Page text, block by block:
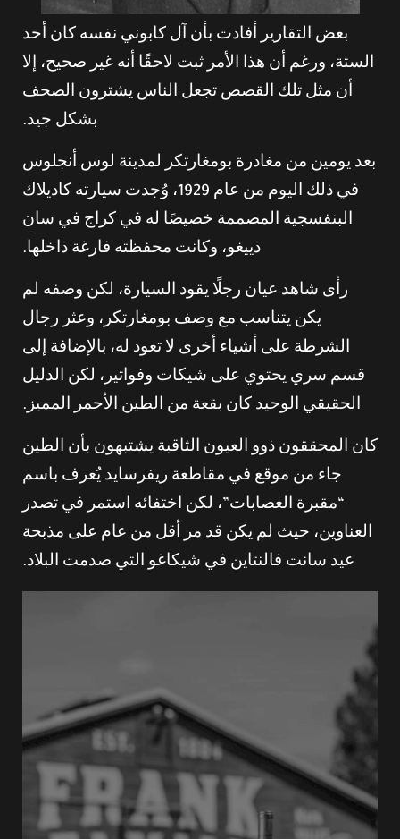
بعض التقارير أفادت بأن آل كابوني نفسه كان أحد
الستة، ورغم أن هذا الأمر ثبت لاحقًا أنه غير صحيح، إلا
أن مثل تلك القصص تجعل الناس يشترون الصحف
بشكل جيد.
بعد يومين من مغادرة بومغارتكر لمدينة لوس أنجلوس
في ذلك اليوم من عام 1929، وُجدت سيارته كاديلاك
البنفسجية المصممة خصيصًا له في كراج في سان
دييغو، وكانت محفظته فارغة داخلها.
رأى شاهد عيان رجلًا يقود السيارة، لكن وصفه لم
يكن يتناسب مع وصف بومغارتكر، وعثر رجال
الشرطة على أشياء أخرى لا تعود له، بالإضافة إلى
قسم سري يحتوي على شيكات وفواتير، لكن الدليل
الحقيقي الوحيد كان بقعة من الطين الأحمر المميز.
كان المحققون ذوو العيون الثاقبة يشتبهون بأن الطين
جاء من موقع في مقاطعة ريفرسايد يُعرف باسم
“مقبرة العصابات”، لكن اختفائه استمر في تصدر
العناوين، حيث لم يكن قد مر أقل من عام على مذبحة
عيد سانت فالنتاين في شيكاغو التي صدمت البلاد.